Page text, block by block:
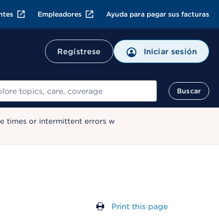
Empleadores Ayuda para pagar sus facturas
Regístrese Iniciar sesión
Buscar
times or intermittent errors w
Print this page